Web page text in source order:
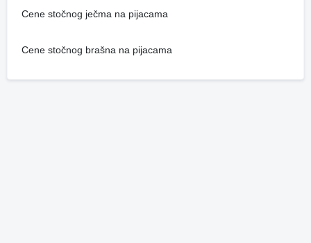
Cene stočnog ječma na pijacama
Cene stočnog brašna na pijacama